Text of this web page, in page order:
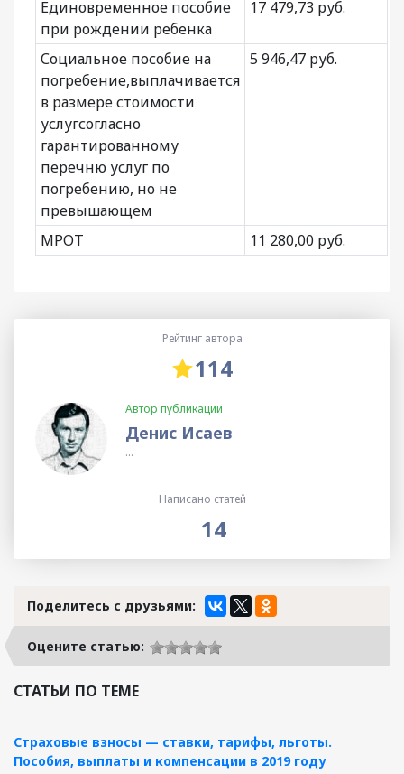
Единовременное пособие
при рождении ребенка
17 479,73 руб.
Социальное пособие на
погребение,выплачивается
в размере стоимости
услугсогласно
гарантированному
перечню услуг по
погребению, но не
превышающем
5 946,47 руб.
МРОТ 11 280,00 руб.
Рейтинг автора
114
Автор публикации
Денис Исаев
...
Написано статей
14
Поделитесь с друзьями:
Оцените статью:
СТАТЬИ ПО ТЕМЕ
Страховые взносы — ставки, тарифы, льготы.
Пособия, выплаты и компенсации в 2019 году